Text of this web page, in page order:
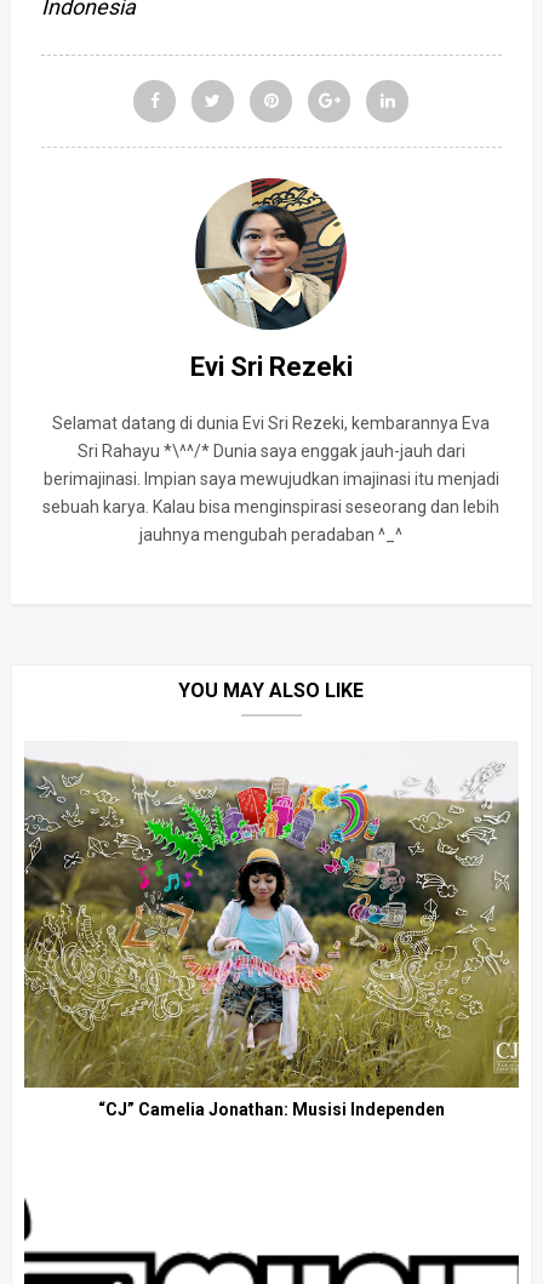
Indonesia
Evi Sri Rezeki
Selamat datang di dunia Evi Sri Rezeki, kembarannya Eva
Sri Rahayu *\^^/* Dunia saya enggak jauh-jauh dari
berimajinasi. Impian saya mewujudkan imajinasi itu menjadi
sebuah karya. Kalau bisa menginspirasi seseorang dan lebih
jauhnya mengubah peradaban ^_^
YOU MAY ALSO LIKE
“CJ” Camelia Jonathan: Musisi Independen